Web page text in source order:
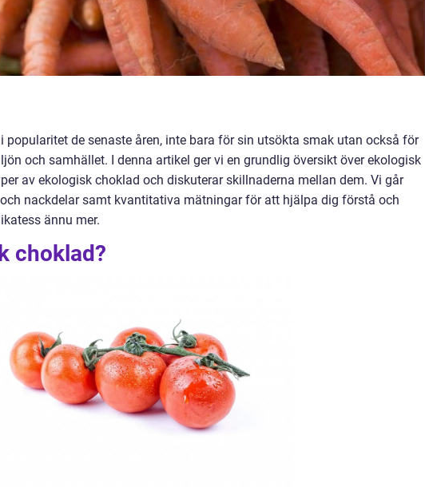
popularitet de senaste åren, inte bara för sin utsökta smak utan också för
och samhället. I denna artikel ger vi en grundlig översikt över ekologisk
av ekologisk choklad och diskuterar skillnaderna mellan dem. Vi går
nackdelar samt kvantitativa mätningar för att hjälpa dig förstå och
ännu mer.
choklad?